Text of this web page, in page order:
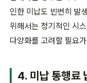
인한 미납도 빈번히 발
위해서는 정기적인 시
다양화를 고려할 필요
4. 미납 통행료